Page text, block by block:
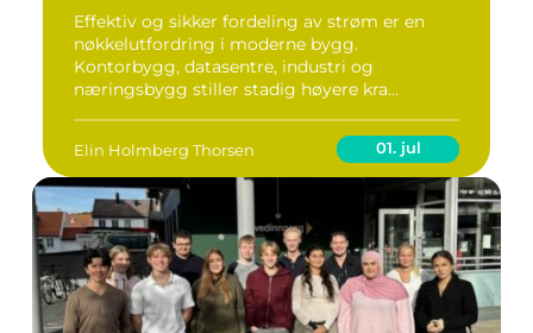
Effektiv og sikker fordeling av strøm er en
nøkkelutfordring i moderne bygg.
Kontorbygg, datasentre, industri og
næringsbygg stiller stadig høyere kra...
Elin Holmberg Thorsen 01. jul